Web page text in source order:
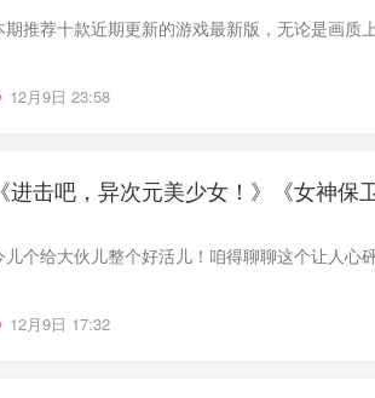
12月9日 23:58
《进击吧，异次元美少女！》《女神保
12月9日 17:32